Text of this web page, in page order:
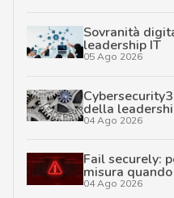
Sovranità
leadership IT
05 Ago 2026
della
04 Ago 2026
Fail securely:
misura
04 Ago 2026